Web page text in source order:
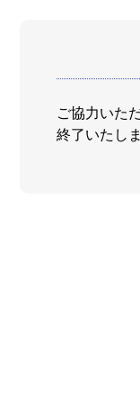
ご協力いた
終了いたし